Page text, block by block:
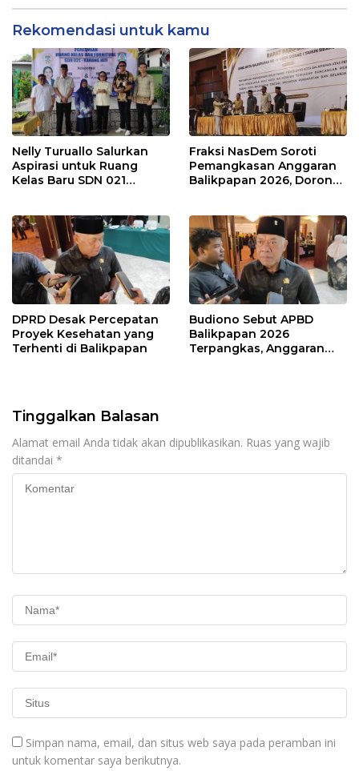
Rekomendasi untuk kamu
Nelly Turuallo Salurkan
Aspirasi untuk Ruang
Kelas Baru SDN 021
Fraksi NasDem Soroti
Pemangkasan Anggaran
Balikpapan 2026, Dorong
DPRD Desak Percepatan
Proyek Kesehatan yang
Terhenti di Balikpapan
Budiono Sebut APBD
Balikpapan 2026
Terpangkas, Anggaran
Tinggalkan Balasan
Alamat email Anda tidak akan dipublikasikan. Ruas yang wajib
ditandai *
Simpan nama, email, dan situs web saya pada peramban ini
untuk komentar saya berikutnya.